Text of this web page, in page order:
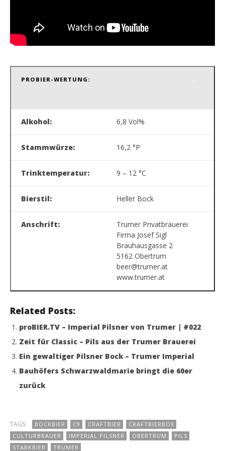
PROBIER-WERTUNG:
Alkohol: 6,8 Vol%
Stammwürze: 16,2 °P
Trinktemperatur: 9 – 12 °C
Bierstil: Heller Bock
Anschrift:
Trumer Privatbrauerei
Firma Josef Sigl
Brauhausgasse 2
5162 Obertrum
beer@trumer.at
www.trumer.at
Related Posts:
proBIER.TV – Imperial Pilsner von Trumer | #022
Zeit für Classic – Pils aus der Trumer Brauerei
Ein gewaltiger Pilsner Bock – Trumer Imperial
Bauhöfers Schwarzwaldmarie bringt die 60er
zurück
TAGS: BOCKBIER C9 CRAFTBIER
CRAFTBIERBOX
CULTURBRAUER
IMPERIAL PILSNER OBERTRUM
PILS
STARKBIER
TRUMER